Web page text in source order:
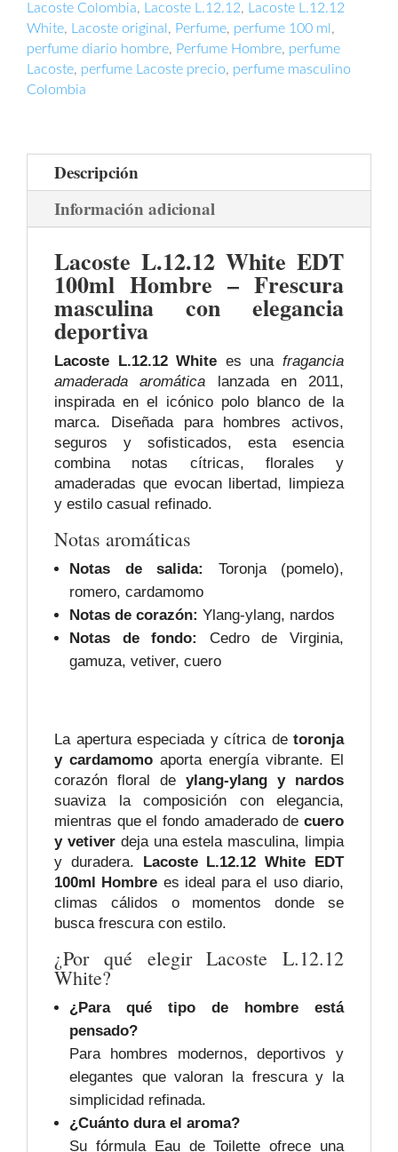
Lacoste Colombia, Lacoste L.12.12, Lacoste L.12.12
White, Lacoste original , Perfume, perfume 100 ml ,
perfume diario hombre, Perfume Hombre, perfume
Lacoste, perfume Lacoste precio, perfume masculino
Colombia
Descripción
Información adicional
Lacoste L.12.12 White EDT
100ml Hombre – Frescura
masculina con elegancia
deportiva
Lacoste L.12.12 White es unafragancia
amaderada aromática lanzada en 2011,
inspirada en el icónico polo blanco de la
marca. Diseñada para hombres activos,
seguros y sofisticados, esta esencia
combina notas cítricas, florales y
amaderadas que evocan libertad, limpieza
y estilo casual refinado.
Notas aromáticas
Notas de salida:
Toronja (pomelo),
romero, cardamomo
Notas de corazón: Ylang-ylang, nardos
Notas de fondo:
Cedro de Virginia,
gamuza, vetiver, cuero
La apertura especiada y cítrica de toronja
y cardamomo aporta energía vibrante. El
corazón floral de ylang-ylang y nardos
suaviza la composición con elegancia,
mientras que el fondo amaderado de cuero
y vetiverdeja una estela masculina, limpia
y duradera.
Lacoste L.12.12 White EDT
100ml Hombre es ideal para el uso diario,
climas cálidos o momentos donde se
busca frescura con estilo.
¿Por qué elegir Lacoste L.12.12
White?
¿Para qué tipo de hombre está
pensado?
Para hombres modernos, deportivos y
elegantes que valoran la frescura y la
simplicidad refinada.
¿Cuánto dura el aroma?
Su fórmula Eau de Toilette ofrece una